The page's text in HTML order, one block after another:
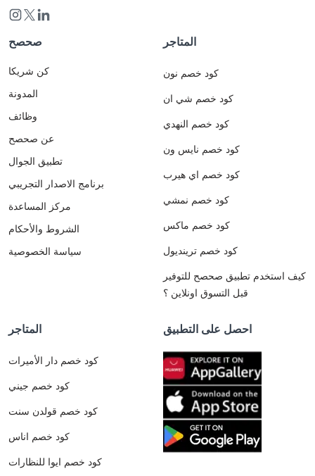
صحصح
كن شريكا
المدونة
وظائف
عن صحصح
تطبيق الجوال
برنامج الاصدار التجريبي
مركز المساعدة
الشروط والأحكام
سياسة الخصوصية
المتاجر
كود خصم نون
كود خصم شي ان
كود خصم النهدي
كود خصم نايس ون
كود خصم اي هيرب
كود خصم نمشي
كود خصم ماكس
كود خصم ترينديول
كيف استخدم تطبيق صحصح للتوفير
قبل التسوق اونلاين ؟
المتاجر
كود خصم دار الأميرات
كود خصم جيني
كود خصم قولدن سنت
كود خصم اناس
كود خصم ايوا للنظارات
احصل على التطبيق